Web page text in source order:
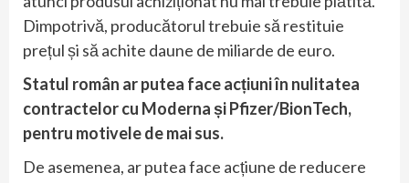
Dimpotrivă, producătorul trebuie să restituie
prețul și să achite daune de miliarde de euro.
Statul român ar putea face acțiuni în nulitatea
contractelor cu Moderna și Pfizer/BionTech,
pentru motivele de mai sus.
De asemenea, ar putea face acțiune de reducere